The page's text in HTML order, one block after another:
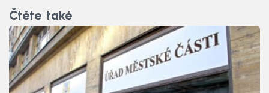
Čtěte také